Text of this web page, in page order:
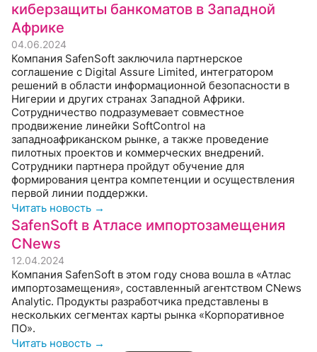
киберзащиты банкоматов в Западной
Африке
04.06.2024
Компания SafenSoft заключила партнерское
соглашение с Digital Assure Limited, интегратором
решений в области информационной безопасности в
Нигерии и других странах Западной Африки.
Сотрудничество подразумевает совместное
продвижение линейки SoftControl на
западноафриканском рынке, а также проведение
пилотных проектов и коммерческих внедрений.
Сотрудники партнера пройдут обучение для
формирования центра компетенции и осуществления
первой линии поддержки.
Читать новость →
SafenSoft в Атласе импортозамещения
CNews
12.04.2024
Компания SafenSoft в этом году снова вошла в «Атлас
импортозамещения», составленный агентством CNews
Analytic. Продукты разработчика представлены в
нескольких сегментах карты рынка «Корпоративное
ПО».
Читать новость →